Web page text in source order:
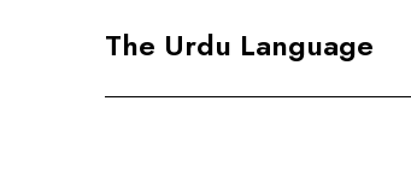
The Urdu Language